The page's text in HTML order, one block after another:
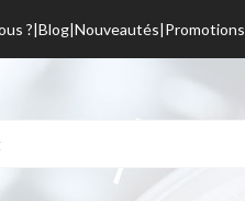
? Blog Nouveautés Promotions